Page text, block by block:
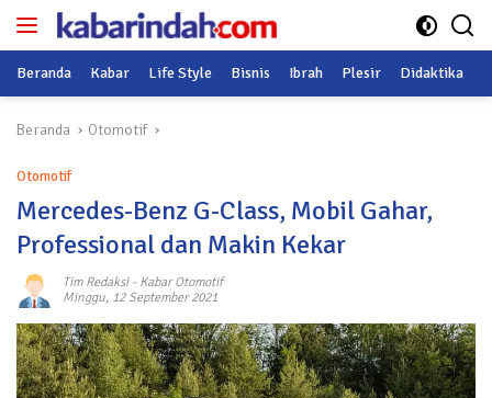
Langsung
Beranda Kabar Life Style Bisnis Ibrah Plesir Didaktika
Beranda Otomotif
Otomotif
Mercedes-Benz G-Class, Mobil Gahar,
Professional dan Makin Kekar
Tim Redaksi- Kabar Otomotif
Minggu, 12 September 2021